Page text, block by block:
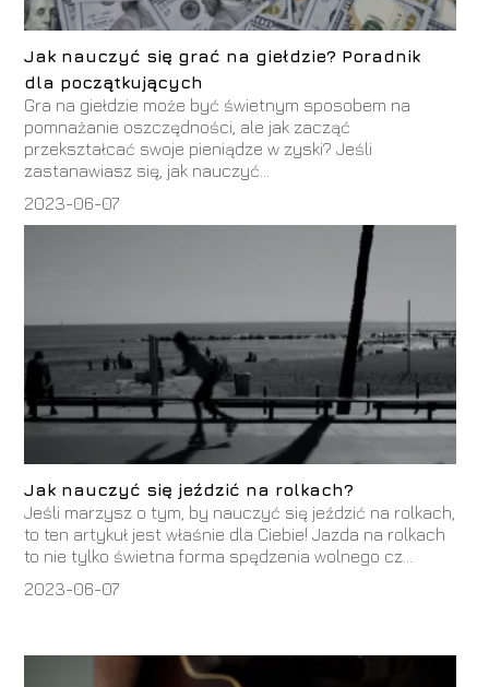
Jak nauczyć się grać na giełdzie? Poradnik
dla początkujących
Gra na giełdzie może być świetnym sposobem na
pomnażanie oszczędności, ale jak zacząć
przekształcać swoje pieniądze w zyski? Jeśli
zastanawiasz się, jak nauczyć...
2023-06-07
Jak nauczyć się jeździć na rolkach?
Jeśli marzysz o tym, by nauczyć się jeździć na rolkach,
to ten artykuł jest właśnie dla Ciebie! Jazda na rolkach
to nie tylko świetna forma spędzenia wolnego cz...
2023-06-07